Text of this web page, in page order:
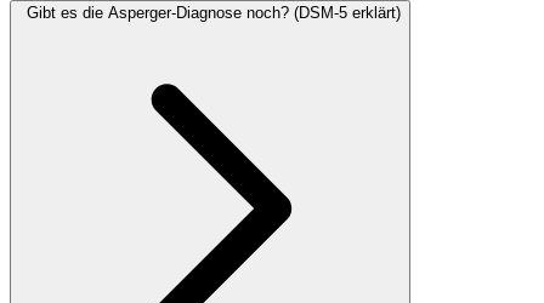
Gibt es die Asperger-Diagnose noch? (DSM-5 erklärt)